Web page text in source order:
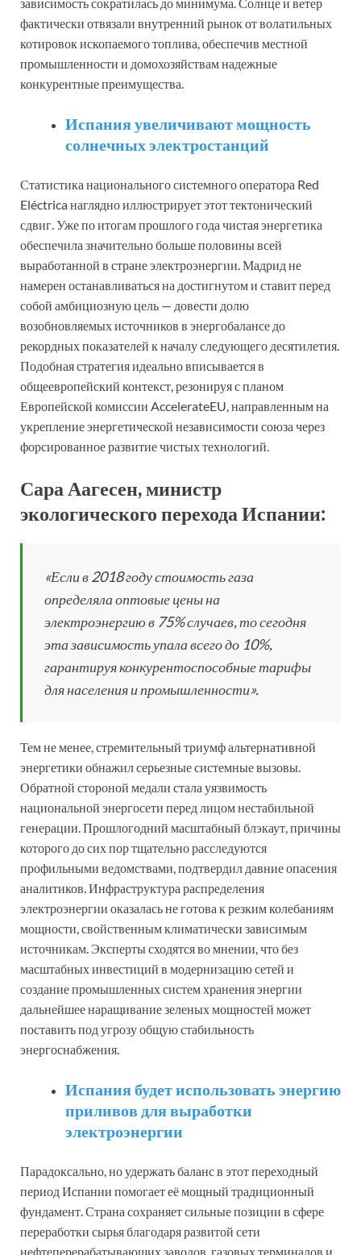
фактически отвязали внутренний рынок от волатильных
котировок ископаемого топлива, обеспечив местной
промышленности и домохозяйствам надежные
конкурентные преимущества.
Испания увеличивают мощность
солнечных электростанций
Статистика национального системного оператора Red
Eléctrica наглядно иллюстрирует этот тектонический
сдвиг. Уже по итогам прошлого года чистая энергетика
обеспечила значительно больше половины всей
выработанной в стране электроэнергии. Мадрид не
намерен останавливаться на достигнутом и ставит перед
собой амбициозную цель — довести долю
возобновляемых источников в энергобалансе до
рекордных показателей к началу следующего десятилетия.
Подобная стратегия идеально вписывается в
общеевропейский контекст, резонируя с планом
Европейской комиссии AccelerateEU, направленным на
укрепление энергетической независимости союза через
форсированное развитие чистых технологий.
Сара Аагесен, министр
экологического перехода Испании:
«Если в 2018 году стоимость газа
определяла оптовые цены на
электроэнергию в 75% случаев, то сегодня
эта зависимость упала всего до 10%,
гарантируя конкурентоспособные тарифы
для населения и промышленности».
Тем не менее, стремительный триумф альтернативной
энергетики обнажил серьезные системные вызовы.
Обратной стороной медали стала уязвимость
национальной энергосети перед лицом нестабильной
генерации. Прошлогодний масштабный блэкаут, причины
которого до сих пор тщательно расследуются
профильными ведомствами, подтвердил давние опасения
аналитиков. Инфраструктура распределения
электроэнергии оказалась не готова к резким колебаниям
мощности, свойственным климатически зависимым
источникам. Эксперты сходятся во мнении, что без
масштабных инвестиций в модернизацию сетей и
создание промышленных систем хранения энергии
дальнейшее наращивание зеленых мощностей может
поставить под угрозу общую стабильность
энергоснабжения.
Испания будет использовать энергию
приливов для выработки
электроэнергии
Парадоксально, но удержать баланс в этот переходный
период Испании помогает её мощный традиционный
фундамент. Страна сохраняет сильные позиции в сфере
переработки сырья благодаря развитой сети
нефтеперерабатывающих заводов, газовых терминалов и